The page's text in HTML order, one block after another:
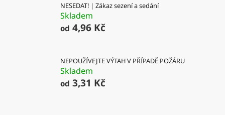
NESEDAT! | Zákaz sezení a sedání
Skladem
od 4,96 Kč
NEPOUŽÍVEJTE VÝTAH V PŘÍPADĚ POŽÁRU
Skladem
od 3,31 Kč